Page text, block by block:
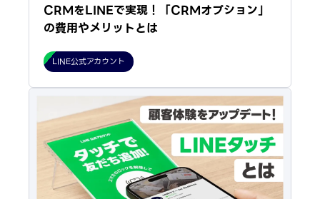
CRMをLINEで実現！「CRMオプション」
の費用やメリットとは
LINE公式アカウント